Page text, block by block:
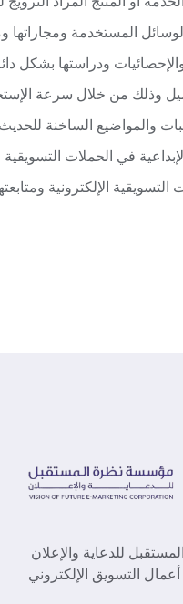
المستخدمة ومجاراتها
والإحصائيات ودراستها بشكل
وذلك من خلال سرعة
والمواضيع الساخنة
في الحملات
التسويقية الإلكترونية
للدعاية والإعلان
التسويق الإلكتروني